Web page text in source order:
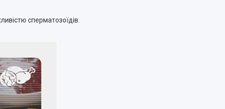
сперматозоїдів.